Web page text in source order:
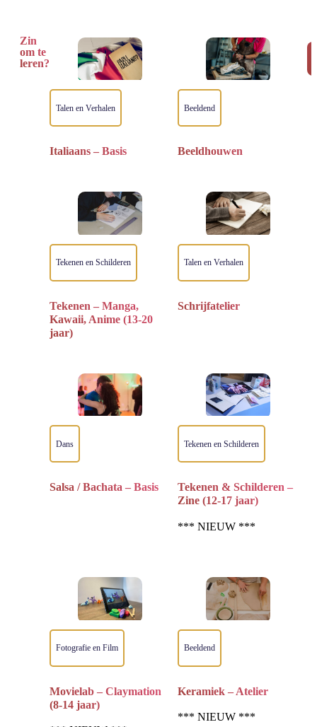
Zin
om te
leren?
Talen en Verhalen
Italiaans – Basis
Beeldend
Beeldhouwen
Tekenen en Schilderen
Tekenen – Manga,
Kawaii, Anime (13-20
jaar)
Talen en Verhalen
Schrijfatelier
Dans
Salsa / Bachata – Basis
Tekenen en Schilderen
Tekenen & Schilderen –
Zine (12-17 jaar)
*** NIEUW ***
Fotografie en Film
Movielab – Claymation
(8-14 jaar)
Beeldend
Keramiek – Atelier
*** NIEUW ***